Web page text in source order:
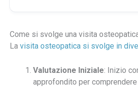
Come si svolge una visita
La visita osteopatica si svolge in
Valutazione Iniziale: Inizio
approfondito per